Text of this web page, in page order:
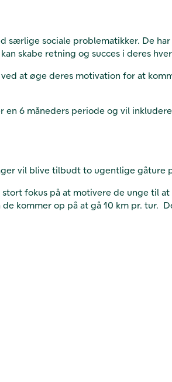
sociale problematikker. De
skabe retning og succes i deres
at øge deres motivation for at
6 måneders periode og vil
vil blive tilbudt to ugentlige gåture
fokus på at motivere de unge til
kommer op på at gå 10 km pr. tur.